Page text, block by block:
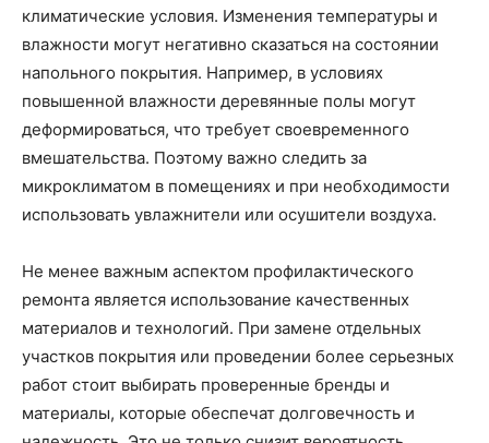
климатические условия. Изменения температуры и
влажности могут негативно сказаться на состоянии
напольного покрытия. Например, в условиях
повышенной влажности деревянные полы могут
деформироваться, что требует своевременного
вмешательства. Поэтому важно следить за
микроклиматом в помещениях и при необходимости
использовать увлажнители или осушители воздуха.
Не менее важным аспектом профилактического
ремонта является использование качественных
материалов и технологий. При замене отдельных
участков покрытия или проведении более серьезных
работ стоит выбирать проверенные бренды и
материалы, которые обеспечат долговечность и